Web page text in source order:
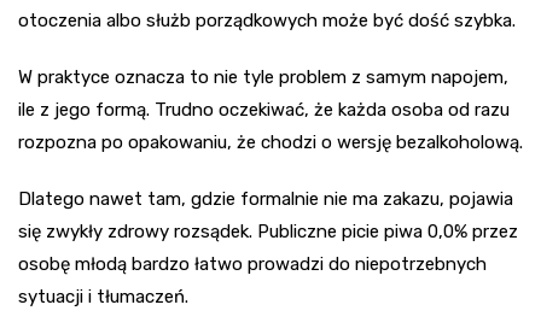
otoczenia albo służb porządkowych może być dość szybka.
W praktyce oznacza to nie tyle problem z samym napojem,
ile z jego formą. Trudno oczekiwać, że każda osoba od razu
rozpozna po opakowaniu, że chodzi o wersję bezalkoholową.
Dlatego nawet tam, gdzie formalnie nie ma zakazu, pojawia
się zwykły zdrowy rozsądek. Publiczne picie piwa 0,0% przez
osobę młodą bardzo łatwo prowadzi do niepotrzebnych
sytuacji i tłumaczeń.